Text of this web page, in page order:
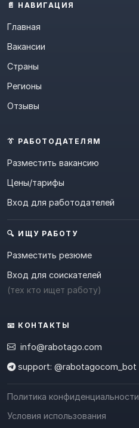
📄 НАВИГАЦИЯ
Главная
Вакансии
Страны
Регионы
Отзывы
👔 РАБОТОДАТЕЛЯМ
Разместить вакансию
Цены/тарифы
Вход для работодателей
🔍 ИЩУ РАБОТУ
Разместить резюме
Вход для соискателей
(тех кто ищет работу)
📧 КОНТАКТЫ
info@rabotago.com
support: @rabotagocom_bot
Политика конфиденциальности
Условия использования